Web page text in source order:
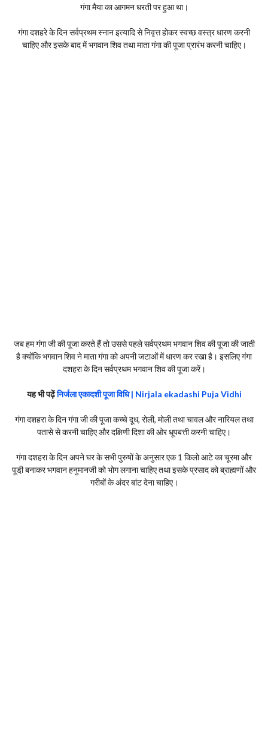
गंगा मैया का आगमन धरती पर हुआ था।
गंगा दशहरे के दिन सर्वप्रथम स्नान इत्यादि से निवृत्त होकर स्वच्छ वस्त्र धारण करनी
चाहिए और इसके बाद में भगवान शिव तथा माता गंगा की पूजा प्रारंभ करनी चाहिए।
जब हम गंगा जी की पूजा करते हैं तो उससे पहले सर्वप्रथम भगवान शिव की पूजा की जाती
है क्योंकि भगवान शिव ने माता गंगा को अपनी जटाओं में धारण कर रखा है। इसलिए गंगा
दशहरा के दिन सर्वप्रथम भगवान शिव की पूजा करें।
यह भी पढ़ेंनिर्जला एकादशी पूजा विधि | Nirjala ekadashi Puja Vidhi
गंगा दशहरा के दिन गंगा जी की पूजा कच्चे दूध, रोली, मोली तथा चावल और नारियल तथा
पतासे से करनी चाहिए और दक्षिणी दिशा की ओर धूपबत्ती करनी चाहिए।
गंगा दशहरा के दिन अपने घर के सभी पुरुषों के अनुसार एक 1 किलो आटे का चूरमा और
पूडी़ बनाकर भगवान हनुमानजी को भोग लगाना चाहिए तथा इसके प्रसाद को ब्राह्मणों और
गरीबों के अंदर बांट देना चाहिए।